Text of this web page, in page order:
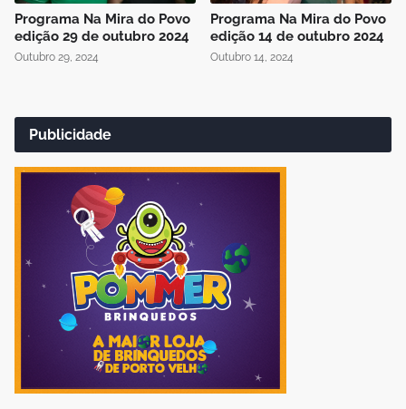
Programa Na Mira do Povo
edição 29 de outubro 2024
Outubro 29, 2024
Programa Na Mira do Povo
edição 14 de outubro 2024
Outubro 14, 2024
Publicidade